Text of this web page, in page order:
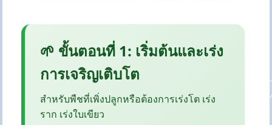
🌱 ขั้นตอนที่ 1: เริ่มต้นและเร่ง
การเจริญเติบโต
สำหรับพืชที่เพิ่งปลูกหรือต้องการเร่งโต เร่ง
ราก เร่งใบเขียว